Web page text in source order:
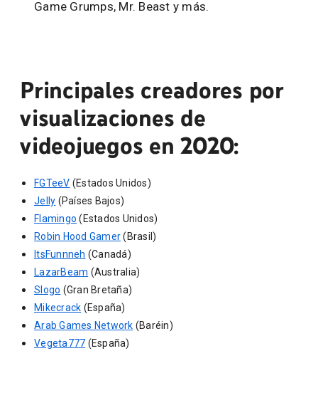
Game Grumps, Mr. Beast y más.
Principales creadores por
visualizaciones de
videojuegos en 2020:
FGTeeV (Estados Unidos)
Jelly (Países Bajos)
Flamingo (Estados Unidos)
Robin Hood Gamer(Brasil)
ItsFunnneh (Canadá)
LazarBeam (Australia)
Slogo (Gran Bretaña)
Mikecrack (España)
Arab Games Network (Baréin)
Vegeta777 (España)